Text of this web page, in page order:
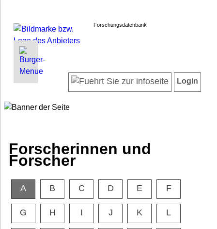
Forschungsdatenbank
INFORMATIONEN | SUCHEN
Forscherinnen und Forscher
Barrierefreiheit
LOGIN
Login
Forscherinnen und
Forscher
A B C D E F
G H I J K L